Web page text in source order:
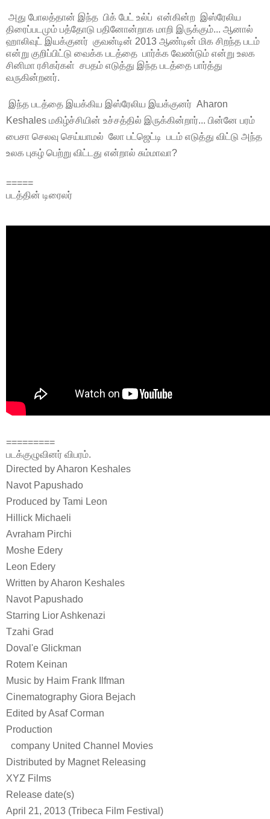
அது போலத்தான் இந்த பிக் பேட் உல்ப் என்கின்ற இஸ்ரேலிய
திரைப்படமும் பத்தோடு பதினோன்றாக மாறி இருக்கும்... ஆனால்
ஹாலிவுட் இயக்குனர் குவன்டின் 2013 ஆண்டின் மிக சிறந்த படம்
என்று குறிப்பிட்டு வைக்க படத்தை பார்க்க வேண்டும் என்று உலக
சினிமா ரசிகர்கள் சபதம் எடுத்து இந்த படத்தை பார்த்து
வருகின்றனர்.
இந்த படத்தை இயக்கிய இஸ்ரேலிய இயக்குனர் Aharon
Keshales மகிழ்ச்சியின் உச்சத்தில் இருக்கின்றார்... பின்னே பரம்
பைசா செலவு செய்யாமல் லோ பட்ஜெட்டி படம் எடுத்து விட்டு அந்த
உலக புகழ் பெற்று விட்டது என்றால் சும்மாவா?
=====
படத்தின் டிரைலர்
=========
படக்குழுவினர் விபரம்.
Directed byAharon Keshales
Navot Papushado
Produced by Tami Leon
Hillick Michaeli
Avraham Pirchi
Moshe Edery
Leon Edery
Written byAharon Keshales
Navot Papushado
Starring Lior Ashkenazi
Tzahi Grad
Doval'e Glickman
Rotem Keinan
Music by Haim Frank Ilfman
Cinematography Giora Bejach
Edited byAsaf Corman
Production
company United Channel Movies
Distributed by Magnet Releasing
XYZ Films
Release date(s)
April 21, 2013 (Tribeca Film Festival)